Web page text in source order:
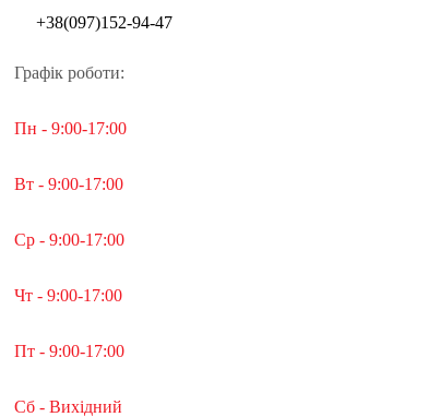
+38(097)152-94-47
Графік роботи:
Пн - 9:00-17:00
Вт - 9:00-17:00
Ср - 9:00-17:00
Чт - 9:00-17:00
Пт - 9:00-17:00
Сб - Вихідний